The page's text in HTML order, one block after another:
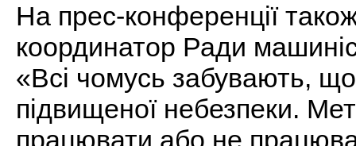
На прес-конференції
координатор Ради
«Всі чомусь забувають,
підвищеної небезпеки.
працювати або не